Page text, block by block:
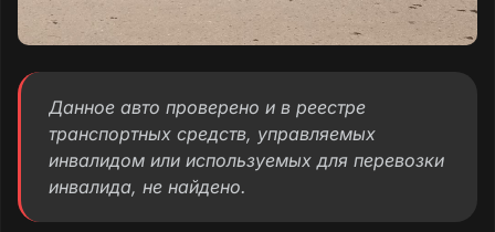
Данное авто проверено и в реестре
транспортных средств, управляемых
инвалидом или используемых для перевозки
инвалида, не найдено.